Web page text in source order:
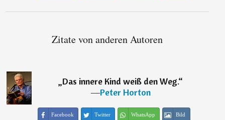
Zitate von anderen Autoren
„Das innere Kind weiß den Weg.“
―Peter Horton
Facebook Twitter WhatsApp Bild